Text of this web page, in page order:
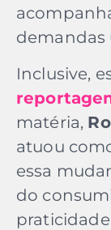
demandas
Inclusive,
matéria,
atuou
essa
do